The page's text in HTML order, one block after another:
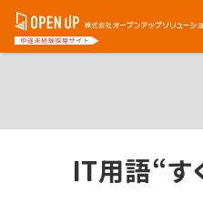
IT用語“す